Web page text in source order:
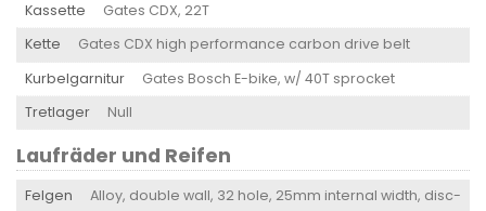
Kassette
Gates CDX, 22T
Kette
Gates CDX high performance carbon drive belt
Kurbelgarnitur
Gates Bosch E-bike, w/ 40T sprocket
Tretlager
Null
Laufräder und Reifen
Felgen
Alloy, double wall, 32 hole, 25mm internal width, disc-